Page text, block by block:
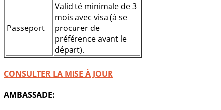
Passeport
Validité minimale de 3
mois avec visa (à se
procurer de
préférence avant le
départ).
CONSULTER LA MISE À JOUR
AMBASSADE: